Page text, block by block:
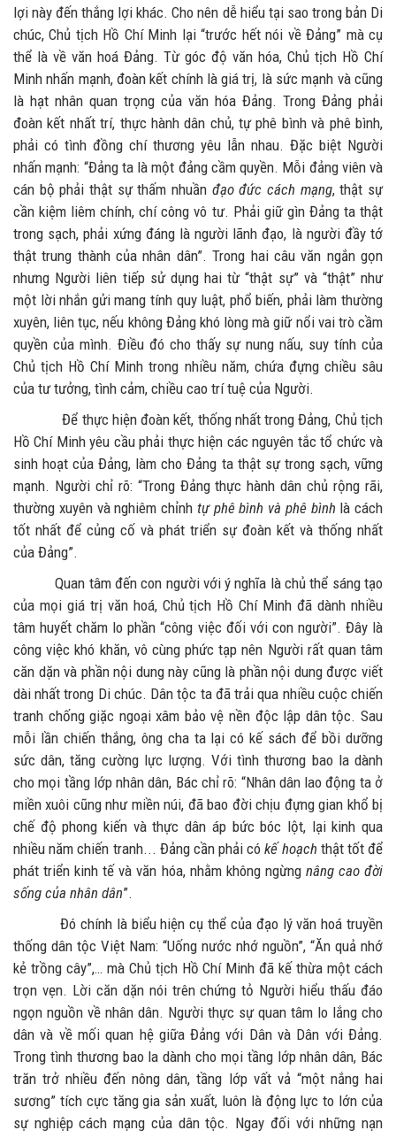
lợi này đến thắng lợi khác. Cho nên dễ hiểu tại sao trong bản Di
chúc, Chủ tịch Hồ Chí Minh lại “trước hết nói về Đảng” mà cụ
thể là về văn hoá Đảng. Từ góc độ văn hóa, Chủ tịch Hồ Chí
Minh nhấn mạnh, đoàn kết chính là giá trị, là sức mạnh và cũng
là hạt nhân quan trọng của văn hóa Đảng. Trong Đảng phải
đoàn kết nhất trí, thực hành dân chủ, tự phê bình và phê bình,
phải có tình đồng chí thương yêu lẫn nhau. Đặc biệt Người
nhấn mạnh: “Đảng ta là một đảng cầm quyền. Mỗi đảng viên và
cán bộ phải thật sự thấm nhuần đạo đức cách mạng, thật sự
cần kiệm liêm chính, chí công vô tư. Phải giữ gìn Đảng ta thật
trong sạch, phải xứng đáng là người lãnh đạo, là người đầy tớ
thật trung thành của nhân dân”. Trong hai câu văn ngắn gọn
nhưng Người liên tiếp sử dụng hai từ “thật sự” và “thật” như
một lời nhắn gửi mang tính quy luật, phổ biến, phải làm thường
xuyên, liên tục, nếu không Đảng khó lòng mà giữ nổi vai trò cầm
quyền của mình. Điều đó cho thấy sự nung nấu, suy tính của
Chủ tịch Hồ Chí Minh trong nhiều năm, chứa đựng chiều sâu
của tư tưởng, tình cảm, chiều cao trí tuệ của Người.
Để thực hiện đoàn kết, thống nhất trong Đảng, Chủ tịch
Hồ Chí Minh yêu cầu phải thực hiện các nguyên tắc tổ chức và
sinh hoạt của Đảng, làm cho Đảng ta thật sự trong sạch, vững
mạnh. Người chỉ rõ: “Trong Đảng thực hành dân chủ rộng rãi,
thường xuyên và nghiêm chỉnh tự phê bình và phê bình là cách
tốt nhất để củng cố và phát triển sự đoàn kết và thống nhất
của Đảng”.
Quan tâm đến con người với ý nghĩa là chủ thể sáng tạo
của mọi giá trị văn hoá, Chủ tịch Hồ Chí Minh đã dành nhiều
tâm huyết chăm lo phần “công việc đối với con người”. Đây là
công việc khó khăn, vô cùng phức tạp nên Người rất quan tâm
căn dặn và phần nội dung này cũng là phần nội dung được viết
dài nhất trong Di chúc. Dân tộc ta đã trải qua nhiều cuộc chiến
tranh chống giặc ngoại xâm bảo vệ nền độc lập dân tộc. Sau
mỗi lần chiến thắng, ông cha ta lại có kế sách để bồi dưỡng
sức dân, tăng cường lực lượng. Với tình thương bao la dành
cho mọi tầng lớp nhân dân, Bác chỉ rõ: “Nhân dân lao động ta ở
miền xuôi cũng như miền núi, đã bao đời chịu đựng gian khổ bị
chế độ phong kiến và thực dân áp bức bóc lột, lại kinh qua
nhiều năm chiến tranh... Đảng cần phải cókế hoạch thật tốt để
phát triển kinh tế và văn hóa, nhằm không ngừng nâng cao đời
sống của nhân dân”.
Đó chính là biểu hiện cụ thể của đạo lý văn hoá truyền
thống dân tộc Việt Nam: “Uống nước nhớ nguồn”, “Ăn quả nhớ
kẻ trồng cây”,… mà Chủ tịch Hồ Chí Minh đã kế thừa một cách
trọn vẹn. Lời căn dặn nói trên chứng tỏ Người hiểu thấu đáo
ngọn nguồn về nhân dân. Người thực sự quan tâm lo lắng cho
dân và về mối quan hệ giữa Đảng với Dân và Dân với Đảng.
Trong tình thương bao la dành cho mọi tầng lớp nhân dân, Bác
trăn trở nhiều đến nông dân, tầng lớp vất vả “một nắng hai
sương” tích cực tăng gia sản xuất, luôn là động lực to lớn của
sự nghiệp cách mạng của dân tộc. Ngay đối với những nạn